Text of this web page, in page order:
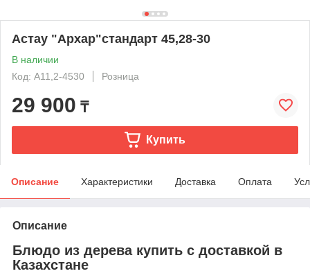
Астау "Архар"стандарт 45,28-30
В наличии
Код: А11,2-4530
Розница
29 900 ₸
Купить
Описание Характеристики Доставка Оплата
Описание
Блюдо из дерева купить с доставкой в
Казахстане